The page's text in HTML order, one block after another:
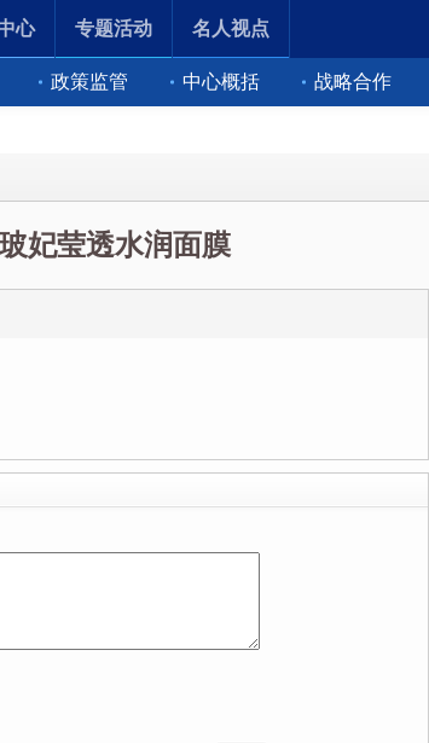
政策监管 中心概括 战略合作
心 专题活动 名人视点
玻妃莹透水润面膜